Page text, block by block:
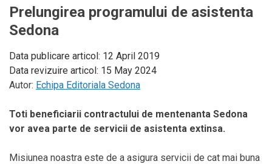
Prelungirea programului de asistenta
Sedona
Data publicare articol: 12 April 2019
Data revizuire articol: 15 May 2024
Autor: Echipa Editoriala Sedona
Toti beneficiarii contractului de mentenanta Sedona
vor avea parte de servicii de asistenta extinsa.
Misiunea noastra este de a asigura servicii de cat mai buna